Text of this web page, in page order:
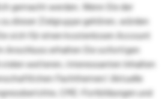
gemacht werden. Wenn Sie der
dieser Zielgruppe gehören, würden
sich für einen kostenlosen Account
Anschluss erhalten Sie sofortigen
vielen weiteren, interessanten Inhalten
Fachthemen! Aktuelle
CME-Fortbildungen und